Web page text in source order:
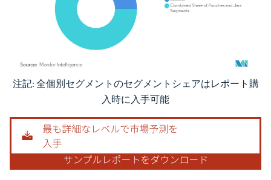
画像 © Mordor Intelligence。再利用にはCC BY 4.0の表示が必要です。
注記: 全個別セグメントのセグメントシェアはレポート購
入時に入手可能